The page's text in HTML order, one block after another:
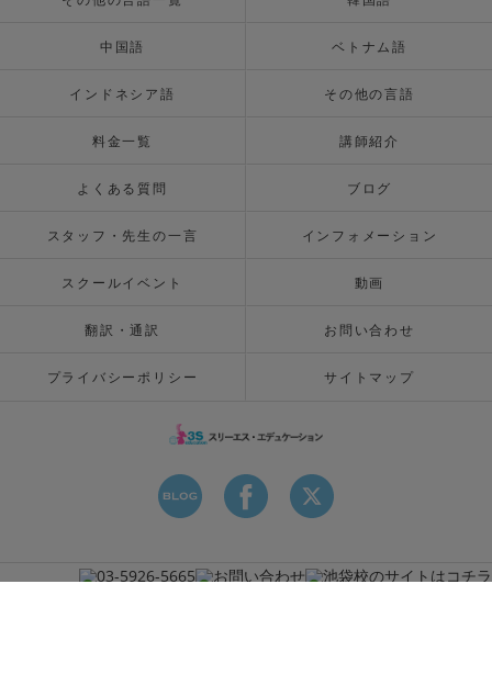
中国語 ベトナム語
インドネシア語 その他の言語
料金一覧 講師紹介
よくある質問 ブログ
スタッフ・先生の一言 インフォメーション
スクールイベント 動画
翻訳・通訳 お問い合わせ
プライバシーポリシー サイトマップ